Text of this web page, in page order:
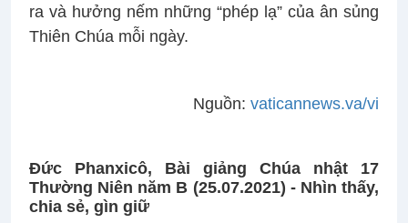
ra và hưởng nếm những “phép lạ” của ân sủng
Thiên Chúa mỗi ngày.
Nguồn: vaticannews.va/vi
Đức Phanxicô, Bài giảng Chúa nhật 17
Thường Niên năm B (25.07.2021) - Nhìn thấy,
chia sẻ, gìn giữ